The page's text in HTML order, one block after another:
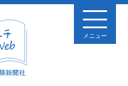
メニュー